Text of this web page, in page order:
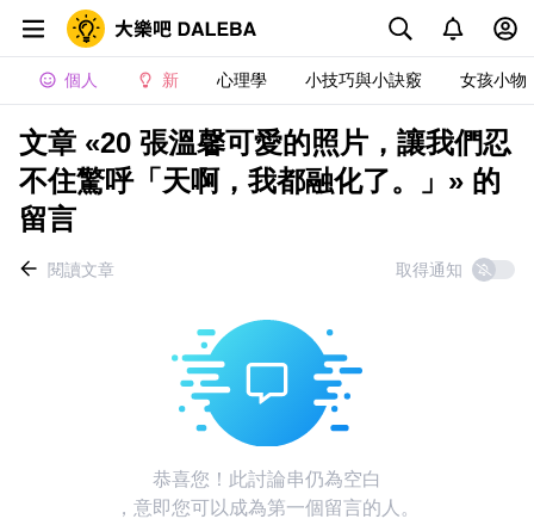
個人 新 心理學 小技巧與小訣竅 女孩小物
文章 «20 張溫馨可愛的照片，讓我們忍
不住驚呼「天啊，我都融化了。」» 的
留言
閱讀文章 取得通知
恭喜您！此討論串仍為空白
，意即您可以成為第一個留言的人。